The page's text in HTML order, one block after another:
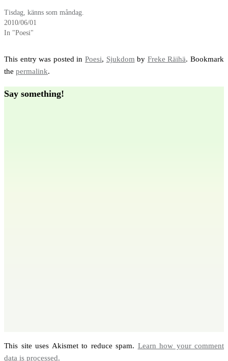
Tisdag, känns som måndag.
2010/06/01
In "Poesi"
This entry was posted in Poesi, Sjukdomby Freke Räihä. Bookmark
the permalink.
Say something!
This site uses Akismet to reduce spam. Learn how your comment
data is processed.